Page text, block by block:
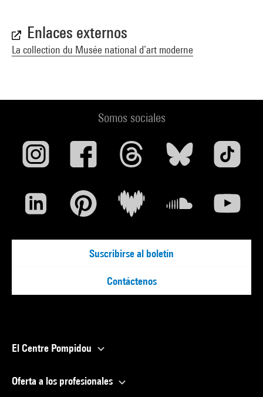
Enlaces externos
La collection du Musée national d’art moderne
Somos sociales
Suscribirse al boletín
Contáctenos
El Centre Pompidou
Oferta a los profesionales